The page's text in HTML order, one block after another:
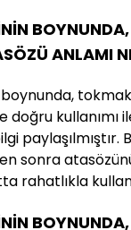
ANLAMI
doğru kullanımı
paylaşılmıştır.
sonra
rahatlıkla